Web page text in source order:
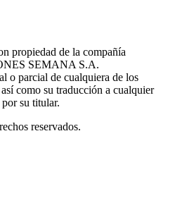
propiedad de la compañía
SEMANA S.A.
o parcial de cualquiera de los
como su traducción a cualquier
su titular.
reservados.